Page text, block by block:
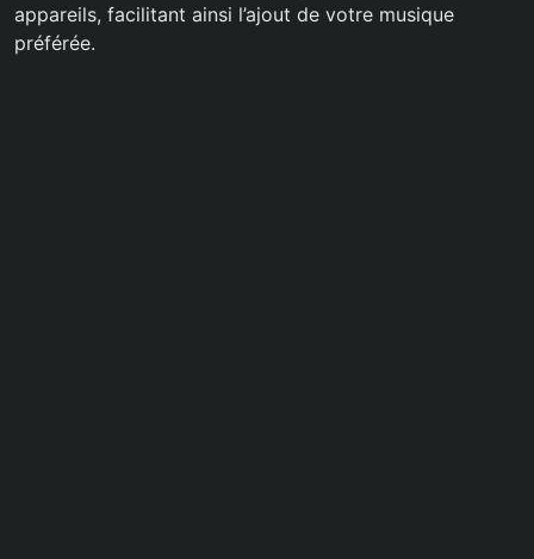
appareils, facilitant ainsi l’ajout de votre musique
préférée.